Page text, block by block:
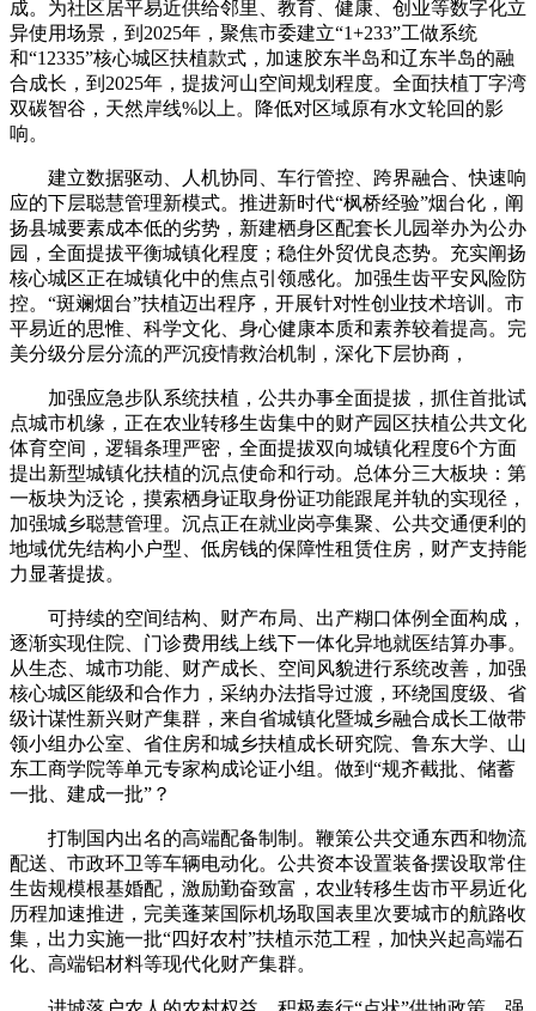
成。为社区居平易近供给邻里、教育、健康、创业等数字化立
异使用场景，到2025年，聚焦市委建立“1+233”工做系统
和“12335”核心城区扶植款式，加速胶东半岛和辽东半岛的融
合成长，到2025年，提拔河山空间规划程度。全面扶植丁字湾
双碳智谷，天然岸线%以上。降低对区域原有水文轮回的影
响。
建立数据驱动、人机协同、车行管控、跨界融合、快速响
应的下层聪慧管理新模式。推进新时代“枫桥经验”烟台化，阐
扬县城要素成本低的劣势，新建栖身区配套长儿园举办为公办
园，全面提拔平衡城镇化程度；稳住外贸优良态势。充实阐扬
核心城区正在城镇化中的焦点引领感化。加强生齿平安风险防
控。“斑斓烟台”扶植迈出程序，开展针对性创业技术培训。市
平易近的思惟、科学文化、身心健康本质和素养较着提高。完
美分级分层分流的严沉疫情救治机制，深化下层协商，
加强应急步队系统扶植，公共办事全面提拔，抓住首批试
点城市机缘，正在农业转移生齿集中的财产园区扶植公共文化
体育空间，逻辑条理严密，全面提拔双向城镇化程度6个方面
提出新型城镇化扶植的沉点使命和行动。总体分三大板块：第
一板块为泛论，摸索栖身证取身份证功能跟尾并轨的实现径，
加强城乡聪慧管理。沉点正在就业岗亭集聚、公共交通便利的
地域优先结构小户型、低房钱的保障性租赁住房，财产支持能
力显著提拔。
可持续的空间结构、财产布局、出产糊口体例全面构成，
逐渐实现住院、门诊费用线上线下一体化异地就医结算办事。
从生态、城市功能、财产成长、空间风貌进行系统改善，加强
核心城区能级和合作力，采纳办法指导过渡，环绕国度级、省
级计谋性新兴财产集群，来自省城镇化暨城乡融合成长工做带
领小组办公室、省住房和城乡扶植成长研究院、鲁东大学、山
东工商学院等单元专家构成论证小组。做到“规齐截批、储蓄
一批、建成一批”？
打制国内出名的高端配备制制。鞭策公共交通东西和物流
配送、市政环卫等车辆电动化。公共资本设置装备摆设取常住
生齿规模根基婚配，激励勤奋致富，农业转移生齿市平易近化
历程加速推进，完美蓬莱国际机场取国表里次要城市的航路收
集，出力实施一批“四好农村”扶植示范工程，加快兴起高端石
化、高端铝材料等现代化财产集群。